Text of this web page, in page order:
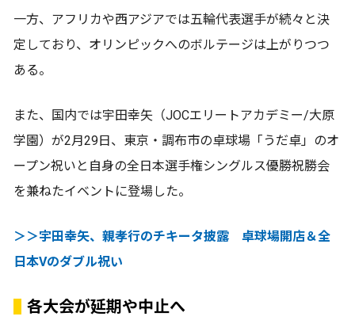
一方、アフリカや西アジアでは五輪代表選手が続々と決
定しており、オリンピックへのボルテージは上がりつつ
ある。
また、国内では宇田幸矢（JOCエリートアカデミー/大原
学園）が2月29日、東京・調布市の卓球場「うだ卓」のオ
ープン祝いと自身の全日本選手権シングルス優勝祝勝会
を兼ねたイベントに登場した。
＞＞宇田幸矢、親孝行のチキータ披露 卓球場開店＆全
日本Vのダブル祝い
各大会が延期や中止へ